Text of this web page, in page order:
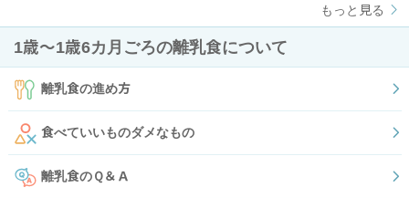
もっと見る
1歳〜1歳6カ月ごろの離乳食について
離乳食の進め方
食べていいものダメなもの
離乳食のＱ＆Ａ